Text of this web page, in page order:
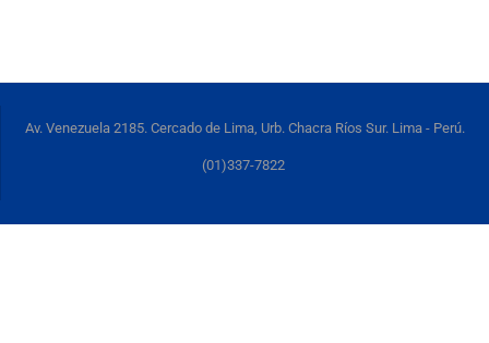
Av. Venezuela 2185. Cercado de Lima, Urb. Chacra Ríos Sur. Lima - Perú.
(01)337-7822